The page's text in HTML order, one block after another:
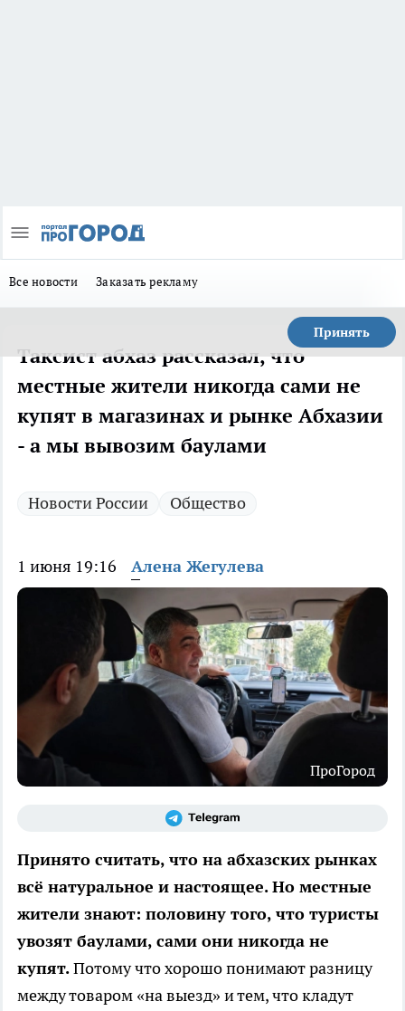
Все новости Заказать рекламу
Принять
Таксист абхаз рассказал, что
местные жители никогда сами не
купят в магазинах и рынке Абхазии
- а мы вывозим баулами
Новости России Общество
1 июня 19:16 Алена Жегулева
ПроГород
Принято считать, что на абхазских рынках
всё натуральное и настоящее. Но местные
жители знают: половину того, что туристы
увозят баулами, сами они никогда не
купят.Потому что хорошо понимают разницу
между товаром «на выезд» и тем, что кладут